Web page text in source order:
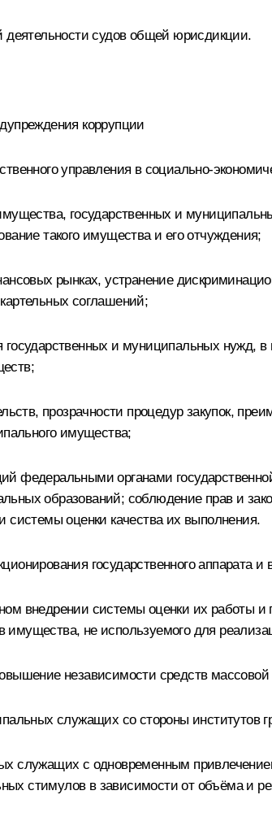
судов общей юрисдикции.
коррупции
управления в социально-
государственных и
такого имущества и его отчуждения;
рынках, устранение
соглашений;
и муниципальных нужд,
прозрачности процедур закупок,
имущества;
органами
образований; соблюдение прав и
системы оценки качества их выполнения.
государственного аппарата
внедрении системы оценки их работы и
имущества, не используемого для
независимости средств
служащих со стороны институтов
служащих с одновременным
стимулов в зависимости от объёма и